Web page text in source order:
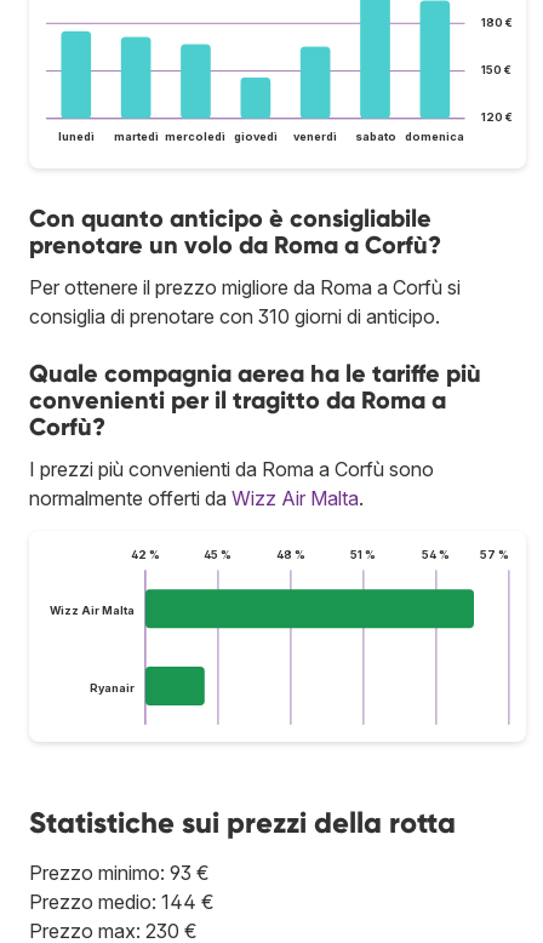
120 €
150 €
180 €
lunedì martedì mercoledì giovedì venerdì sabato domenica
Con quanto anticipo è consigliabile
prenotare un volo da Roma a Corfù?
Per ottenere il prezzo migliore da Roma a Corfù si
consiglia di prenotare con 310 giorni di anticipo.
Quale compagnia aerea ha le tariffe più
convenienti per il tragitto da Roma a
Corfù?
I prezzi più convenienti da Roma a Corfù sono
normalmente offerti da Wizz Air Malta.
42 % 45 % 48 % 51 % 54 % 57 %
Wizz Air Malta
Ryanair
Statistiche sui prezzi della rotta
Prezzo minimo: 93 €
Prezzo medio: 144 €
Prezzo max: 230 €